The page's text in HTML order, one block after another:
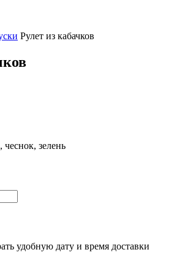
Рулет из кабачков
зелень
удобную дату и время доставки